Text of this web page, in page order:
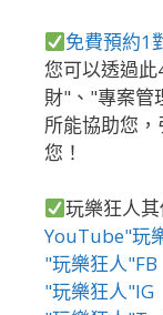
免費預約1
您可以透過
財"、"專案管
所能協助您
您！
玩樂狂人
YouTube"玩
"玩樂狂人"FB
"玩樂狂人"IG